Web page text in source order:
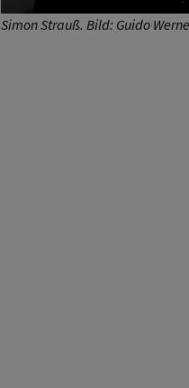
Simon Strauß. Bild: Guido